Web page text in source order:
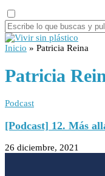
Inicio » Patricia Reina
Patricia
Podcast
[Podcast] 12. Más
26 diciembre, 2021